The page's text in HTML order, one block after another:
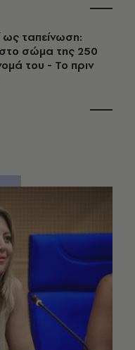
ταπείνωση:
σώμα της 250
του - Το πριν